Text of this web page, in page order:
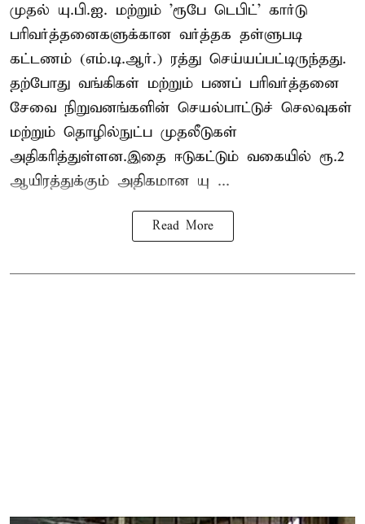
முதல் யு.பி.ஐ. மற்றும் 'ரூபே டெபிட்' கார்டு
பரிவர்த்தனைகளுக்கான வர்த்தக தள்ளுபடி
கட்டணம் (எம்.டி.ஆர்.) ரத்து செய்யப்பட்டிருந்தது.
தற்போது வங்கிகள் மற்றும் பணப் பரிவர்த்தனை
சேவை நிறுவனங்களின் செயல்பாட்டுச் செலவுகள்
மற்றும் தொழில்நுட்ப முதலீடுகள்
அதிகரித்துள்ளன.இதை ஈடுகட்டும் வகையில் ரூ.2
ஆயிரத்துக்கும் அதிகமான யு ...
Read More